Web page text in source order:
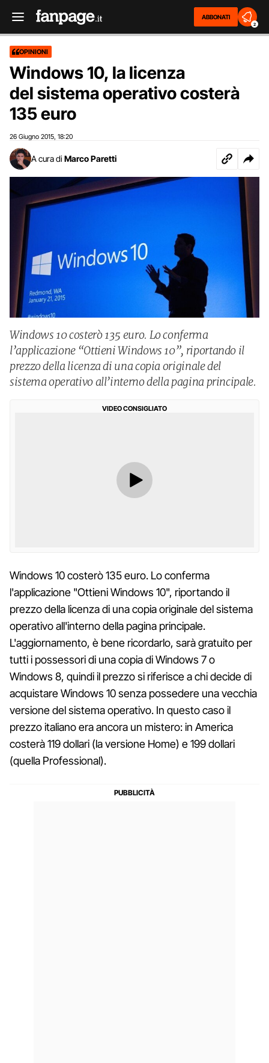
ABBONATI
2
OPINIONI
Windows 10, la licenza
del sistema operativo costerà
135 euro
26 Giugno 2015 18:20
A cura di Marco Paretti
Windows 10 costerò 135 euro. Lo conferma
l’applicazione “Ottieni Windows 10”, riportando il
prezzo della licenza di una copia originale del
sistema operativo all’interno della pagina principale.
VIDEO CONSIGLIATO
Windows 10 costerò 135 euro. Lo conferma
l'applicazione "Ottieni Windows 10", riportando il
prezzo della licenza di una copia originale del sistema
operativo all'interno della pagina principale.
L'aggiornamento, è bene ricordarlo, sarà gratuito per
tutti i possessori di una copia di Windows 7 o
Windows 8, quindi il prezzo si riferisce a chi decide di
acquistare Windows 10 senza possedere una vecchia
versione del sistema operativo. In questo caso il
prezzo italiano era ancora un mistero: in America
costerà 119 dollari (la versione Home) e 199 dollari
(quella Professional).